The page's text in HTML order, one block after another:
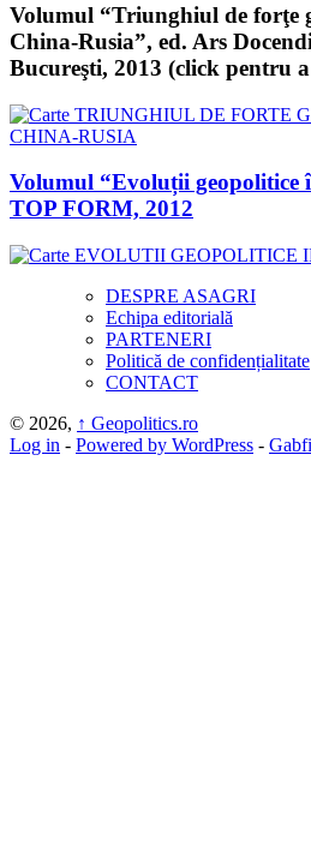
Volumul “Triunghiul de forţe
China-Rusia”, ed. Ars
Bucureşti, 2013 (click pentru
Volumul “Evoluții geopolitice
TOP FORM, 2012
DESPRE ASAGRI
Echipa editorială
PARTENERI
Politică de confidențialitate
CONTACT
© 2026, ↑ Geopolitics.ro
Log in - Powered by WordPress -